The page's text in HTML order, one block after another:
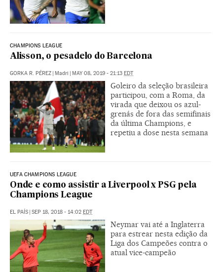
CHAMPIONS LEAGUE
Alisson, o pesadelo do Barcelona
GORKA R. PÉREZ | Madri | MAY 08, 2019 - 21:13 EDT
Goleiro da seleção brasileira
participou, com a Roma, da
virada que deixou os azul-
grenás de fora das semifinais
da última Champions, e
repetiu a dose nesta semana
UEFA CHAMPIONS LEAGUE
Onde e como assistir a Liverpool x PSG pela
Champions League
EL PAÍS | SEP 18, 2018 - 14:02 EDT
Neymar vai até a Inglaterra
para estrear nesta edição da
Liga dos Campeões contra o
atual vice-campeão